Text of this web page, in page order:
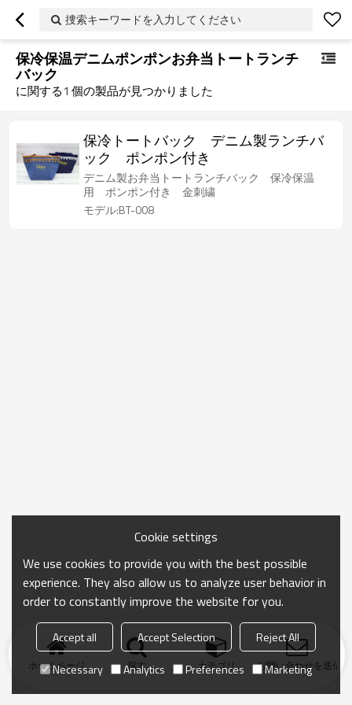
捜索キーワードを入力してください
保冷保温デニムポンポンお弁当トートランチ
バック
に関する1 個の製品が見つかりました
保冷トートバック デニム製ランチバ
ック ポンポン付き
デニム製お弁当トートランチバック 保冷保温
用 ポンポン付き 金刺繍
モデル:BT-008
ホームページ 探す カテゴリ お問い合わせを送信
Cookie settings
We use cookies to provide you with the best possible
experience. They also allow us to analyze user behavior in
order to constantly improve the website for you.
Accept all Accept Selection
Reject All
Necessary
Analytics Preferences Marketing